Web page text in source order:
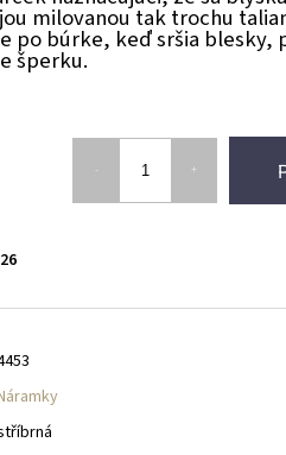
milovanou tak trochu
po búrke, keď sršia blesky,
šperku.